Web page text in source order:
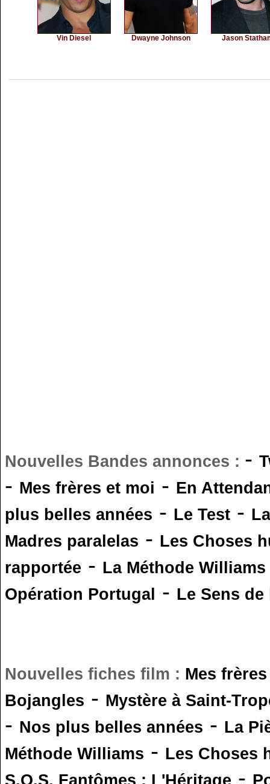
Vin Diesel Dwayne Johnson Jason
Nouvelles Bandes annonces : -
- Mes frères et moi - En
plus belles années - Le Test -
Madres paralelas - Les Choses
rapportée - La Méthode Williams
Opération Portugal - Le Sens
Nouvelles fiches film : Mes
Bojangles - Mystère à Saint-
- Nos plus belles années - La
Méthode Williams - Les Choses
S.O.S. Fantômes : L'Héritage -